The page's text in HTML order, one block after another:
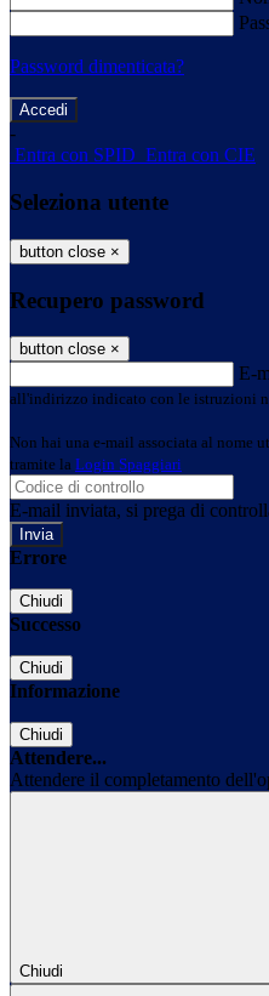
Password dimenticata?
-
Entra con SPID Entra con CIE
Seleziona utente
button close ×
Recupero password
button close ×
E-
all'indirizzo indicato con le istruzioni
Non hai una e-mail associata al nome
tramite la Login Spaggiari
E-mail inviata, si prega di
Errore
Chiudi
Successo
Chiudi
Informazione
Chiudi
Attendere...
Attendere il completamento
Chiudi